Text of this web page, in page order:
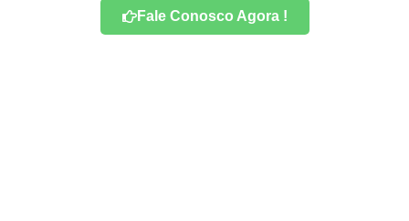
Fale Conosco Agora !